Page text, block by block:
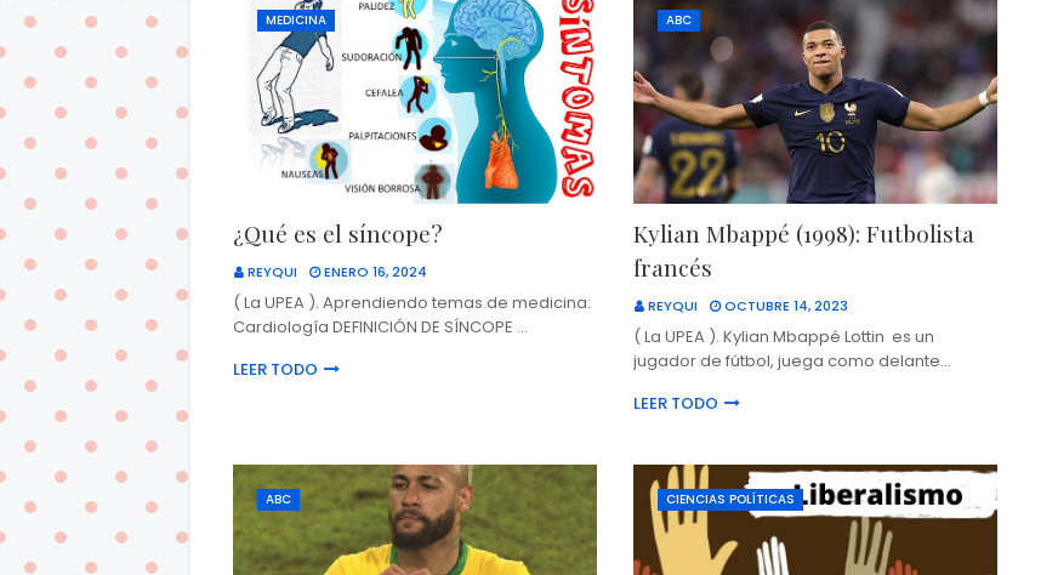
MEDICINA
¿Qué es el síncope?
REYQUI ENERO 16, 2024
( La UPEA ). Aprendiendo temas de medicina:
Cardiología DEFINICIÓN DE SÍNCOPE …
LEER TODO
ABC
Kylian Mbappé (1998): Futbolista
francés
REYQUI OCTUBRE 14, 2023
( La UPEA ). Kylian Mbappé Lottin es un
jugador de fútbol, juega como delante…
LEER TODO
ABC CIENCIAS POLÍTICAS